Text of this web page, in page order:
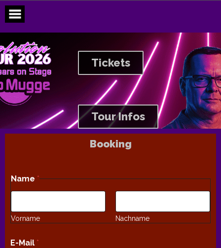
content
Tickets
Tour Infos
Booking
Name *
Vorname Nachname
E-Mail *